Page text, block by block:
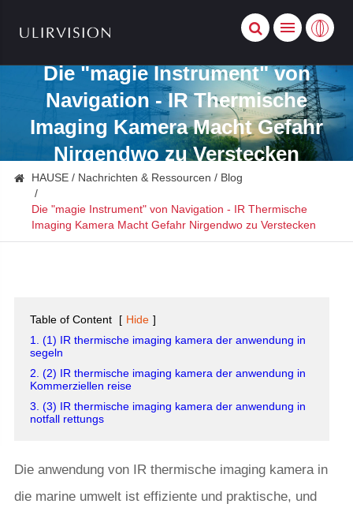
Die "magie Instrument" von
Navigation - IR Thermische
Imaging Kamera Macht Gefahr
Nirgendwo zu Verstecken
HAUSE Nachrichten & Ressourcen Blog
Die "magie Instrument" von Navigation - IR Thermische
Imaging Kamera Macht Gefahr Nirgendwo zu Verstecken
Table of Content [ Hide ]
1. (1) IR thermische imaging kamera der anwendung in
segeln
2. (2) IR thermische imaging kamera der anwendung in
Kommerziellen reise
3. (3) IR thermische imaging kamera der anwendung in
notfall rettungs
Die anwendung von IR thermische imaging kamera in
die marine umwelt ist effiziente und praktische, und